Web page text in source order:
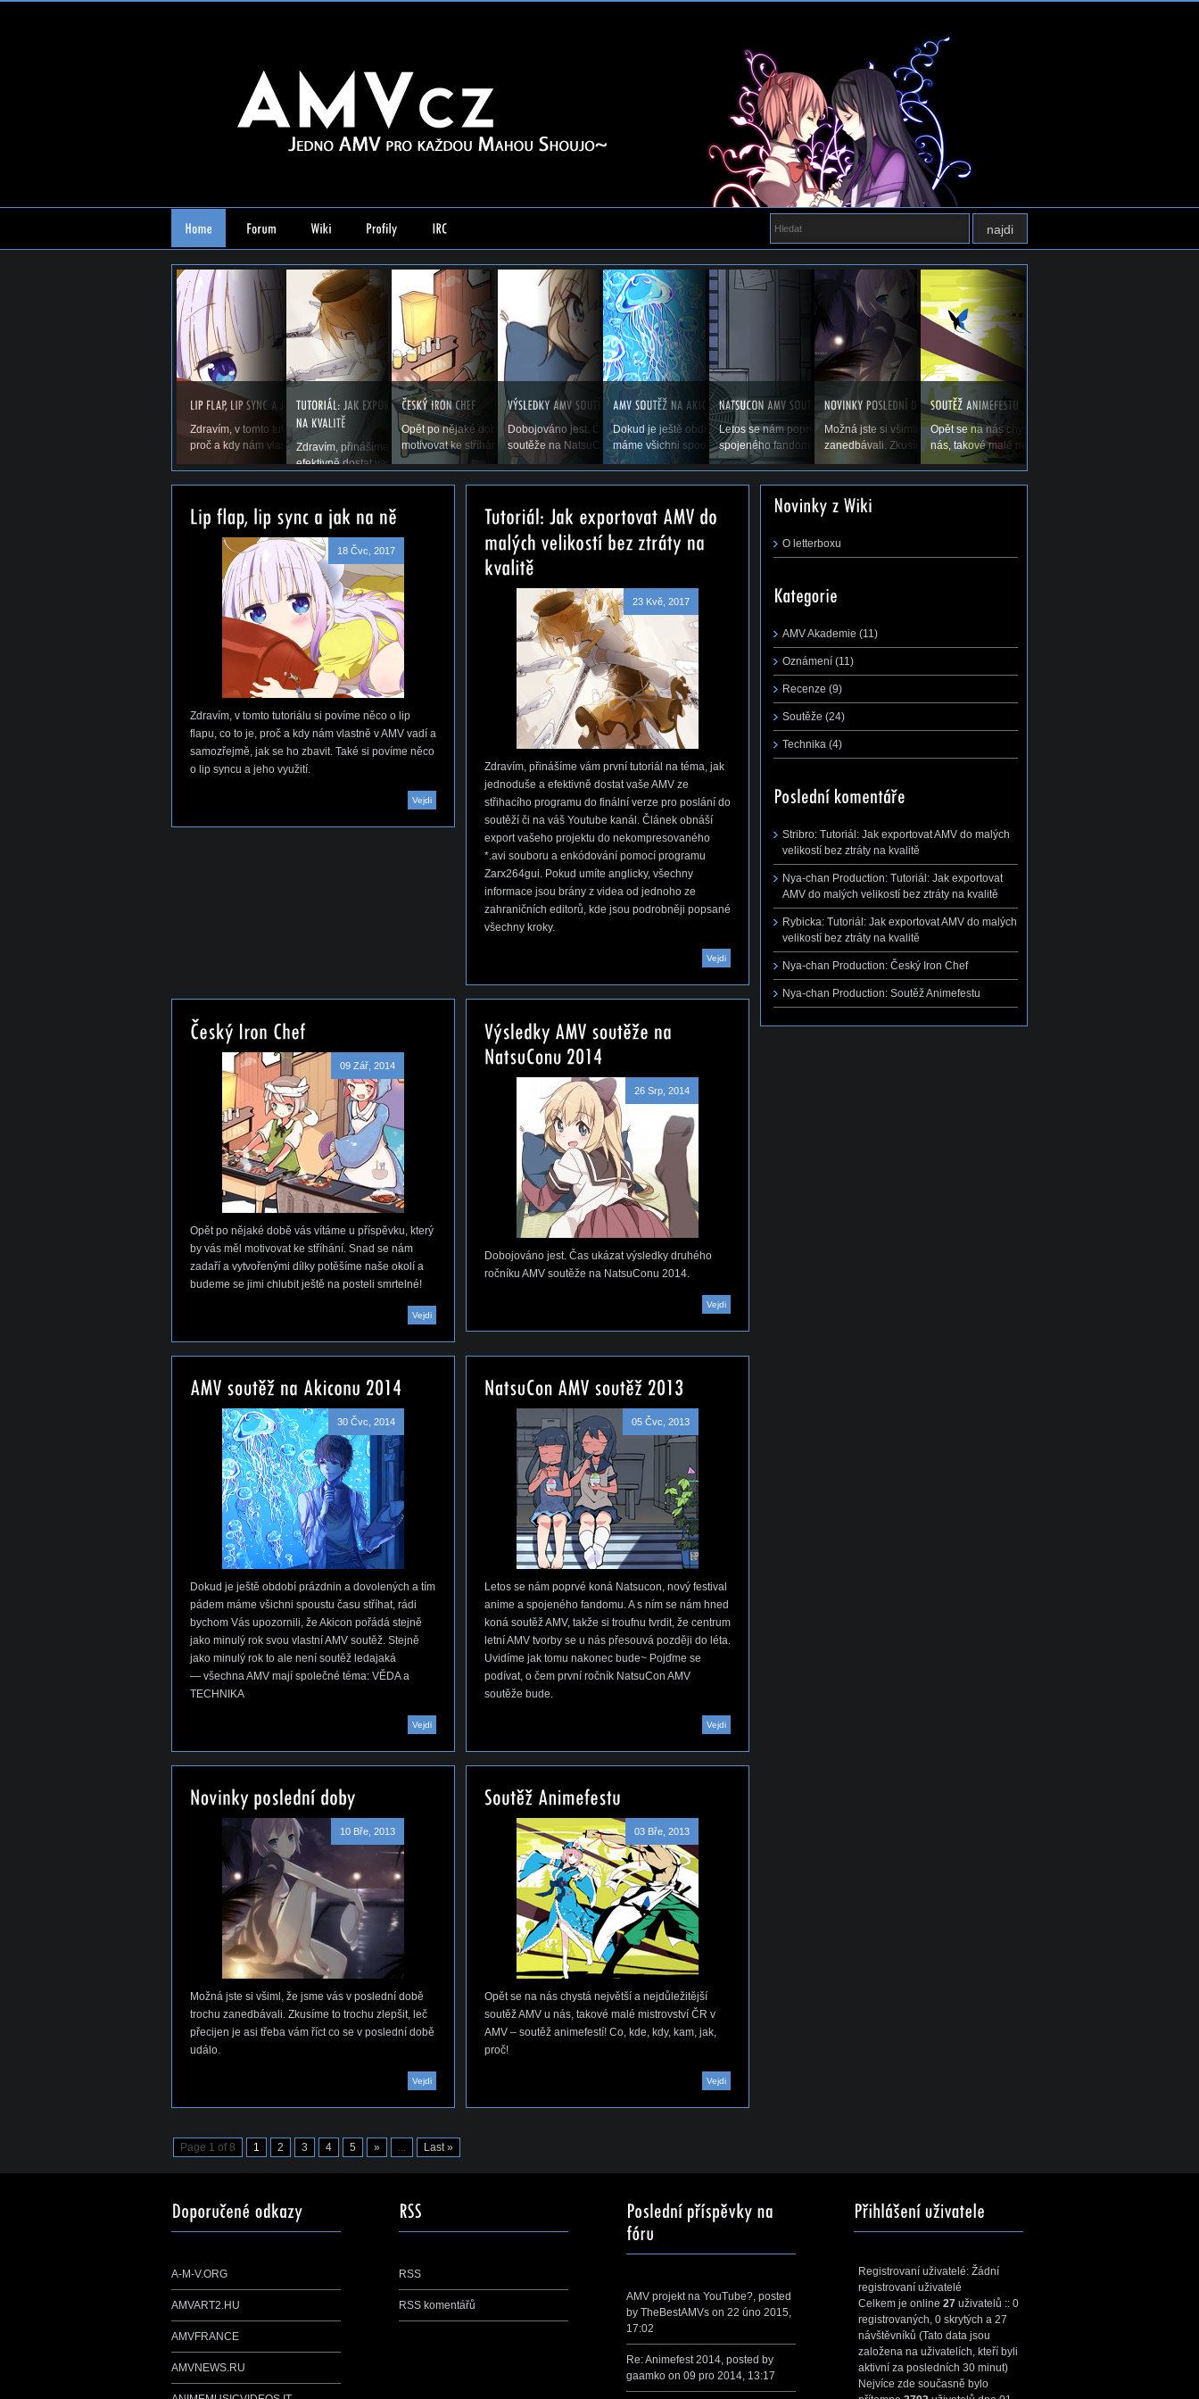
Zdravím, v tomto tutoriálu si povíme něco o lip flapu, co to je,
proč a kdy nám vlastně v AMV vadí a samozřejmě,...
Zdravím, přinášíme vám první tutoriál na téma, jak jednoduše a
efektivně dostat vaše AMV ze střihacího...
Opět po nějaké době vás vítáme u příspěvku, který by vás měl
motivovat ke stříhání. Snad se nám zadaří a...
Dobojováno jest. Čas ukázat výsledky druhého ročníku AMV
soutěže na NatsuConu 2014. (Pokračování...
Dokud je ještě období prázdnin a dovolených a tím pádem
máme všichni spoustu času stříhat, rádi bychom Vás...
Letos se nám poprvé koná Natsucon, nový festival anime a
spojeného fandomu. A s ním se nám hned koná soutěž AMV,...
Možná jste si všimli, že jsme vás v poslední době trochu
zanedbávali. Zkusíme to trochu zlepšit, leč přecijen je...
Opět se na nás chystá největší a nejdůležitější soutěž
nás, takové malé mistrovství ČR v AMV –...
18 Čvc, 2017
Zdravím, v tomto tutoriálu si povíme něco o lip
flapu, co to je, proč a kdy nám vlastně v AMV vadí a
samozřejmě, jak se ho zbavit. Také si povíme něco
o lip syncu a jeho využití.
Vejdi
23 Kvě, 2017
Zdravím, přinášíme vám první tutoriál na téma, jak
jednoduše a efektivně dostat vaše AMV ze
střihacího programu do finální verze pro poslání do
soutěží či na váš Youtube kanál. Článek obnáší
export vašeho projektu do nekompresovaného
*.avi souboru a enkódování pomocí programu
Zarx264gui. Pokud umíte anglicky, všechny
informace jsou brány z videa od jednoho ze
zahraničních editorů, kde jsou podrobněji popsané
všechny kroky.
Vejdi
09 Zář, 2014
Opět po nějaké době vás vítáme u příspěvku, který
by vás měl motivovat ke stříhání. Snad se nám
zadaří a vytvořenými dílky potěšíme naše okolí a
budeme se jimi chlubit ještě na posteli smrtelné!
Vejdi
26 Srp, 2014
Dobojováno jest. Čas ukázat výsledky druhého
ročníku AMV soutěže na NatsuConu 2014.
Vejdi
30 Čvc, 2014
Dokud je ještě období prázdnin a dovolených a tím
pádem máme všichni spoustu času stříhat, rádi
bychom Vás upozornili, že Akicon pořádá stejně
jako minulý rok svou vlastní AMV soutěž. Stejně
jako minulý rok to ale není soutěž ledajaká
— všechna AMV mají společné téma: VĚDA a
TECHNIKA
Vejdi
05 Čvc, 2013
Letos se nám poprvé koná Natsucon, nový festival
anime a spojeného fandomu. A s ním se nám hned
koná soutěž AMV, takže si troufnu tvrdit, že centrum
letní AMV tvorby se u nás přesouvá později do léta.
Uvidíme jak tomu nakonec bude~ Pojďme se
podívat, o čem první ročník NatsuCon AMV
soutěže bude.
Vejdi
10 Bře, 2013
Možná jste si všiml, že jsme vás v poslední době
trochu zanedbávali. Zkusíme to trochu zlepšit, leč
přecijen je asi třeba vám říct co se v poslední době
událo.
Vejdi
03 Bře, 2013
Opět se na nás chystá největší a nejdůležitější
soutěž AMV u nás, takové malé mistrovství ČR v
AMV – soutěž animefestí! Co, kde, kdy, kam, jak,
proč!
Vejdi
Page 1 of 8 1 2 3 4 5 » ... Last »
O letterboxu
AMV Akademie (11)
Oznámení (11)
Recenze (9)
Soutěže (24)
Technika (4)
Stribro: Tutoriál: Jak exportovat AMV do malých
velikostí bez ztráty na kvalitě
Nya-chan Production: Tutoriál: Jak exportovat
AMV do malých velikostí bez ztráty na kvalitě
Rybicka: Tutoriál: Jak exportovat AMV do malých
velikostí bez ztráty na kvalitě
Nya-chan Production: Český Iron Chef
Nya-chan Production: Soutěž Animefestu
A-M-V.ORG
AMVART2.HU
AMVFRANCE
AMVNEWS.RU
RSS
RSS komentářů
AMV projekt na YouTube?, posted
by TheBestAMVs on 22 úno 2015,
17:02
Re: Animefest 2014, posted by
gaamko on 09 pro 2014, 13:17
Registrovaní uživatelé: Žádní
registrovaní uživatelé
Celkem je online 27 uživatelů :: 0
registrovaných, 0 skrytých a 27
návštěvníků (Tato data jsou
založena na uživatelích, kteří byli
aktivní za posledních 30 minut)
Nejvíce zde současně bylo